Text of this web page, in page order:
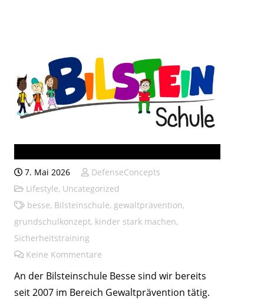
7. Mai 2026
DefenseConcepts
Lifestyle, Uncategorized
besse, Bilsteinschule, gewaltprävention,
grundschulkonzept, kinder stark machen,
Sicherheitstraining
Keine Kommentare
An der Bilsteinschule Besse sind wir bereits
seit 2007 im Bereich Gewaltprävention tätig.